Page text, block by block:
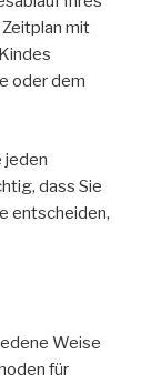
mit
oder dem
jeden
dass Sie
entscheiden,
Weise
für